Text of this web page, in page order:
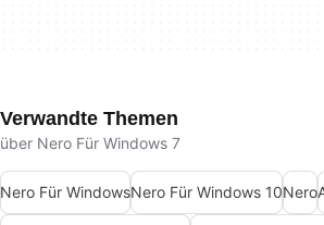
Verwandte Themen
über Nero Für Windows 7
Nero Für WindowsNero Für Windows 10Nero